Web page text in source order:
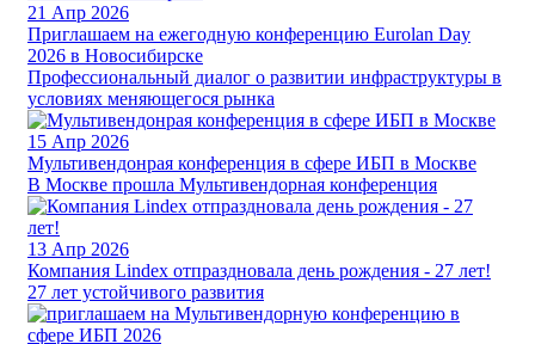
21 Апр 2026
Приглашаем на ежегодную конференцию Eurolan Day
2026 в Новосибирске
Профессиональный диалог о развитии инфраструктуры в
условиях меняющегося рынка
15 Апр 2026
Мультивендонрая конференция в сфере ИБП в Москве
В Москве прошла Мультивендорная конференция
13 Апр 2026
Компания Lindex отпраздновала день рождения - 27 лет!
27 лет устойчивого развития